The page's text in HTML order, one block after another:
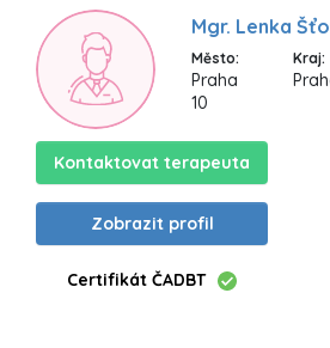
Mgr. Lenka
Město:
Praha
10
Kraj:
Kontaktovat terapeuta
Zobrazit profil
Certifikát ČADBT